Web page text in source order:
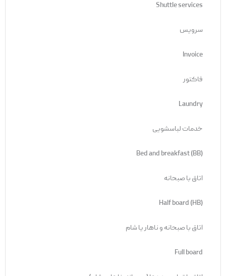
Shuttle services
سرویس
Invoice
فاکتور
Laundry
خدمات لباسشویی
Bed and breakfast (BB)
اتاق با صبحانه
Half board (HB)
اتاق با صبحانه و ناهار یا شام
Full board